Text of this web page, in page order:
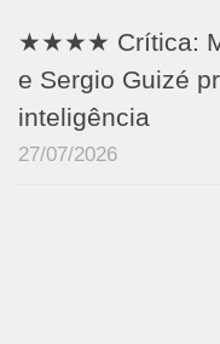
★★★★ Crítica:
e Sergio Guizé
inteligência
27/07/2026